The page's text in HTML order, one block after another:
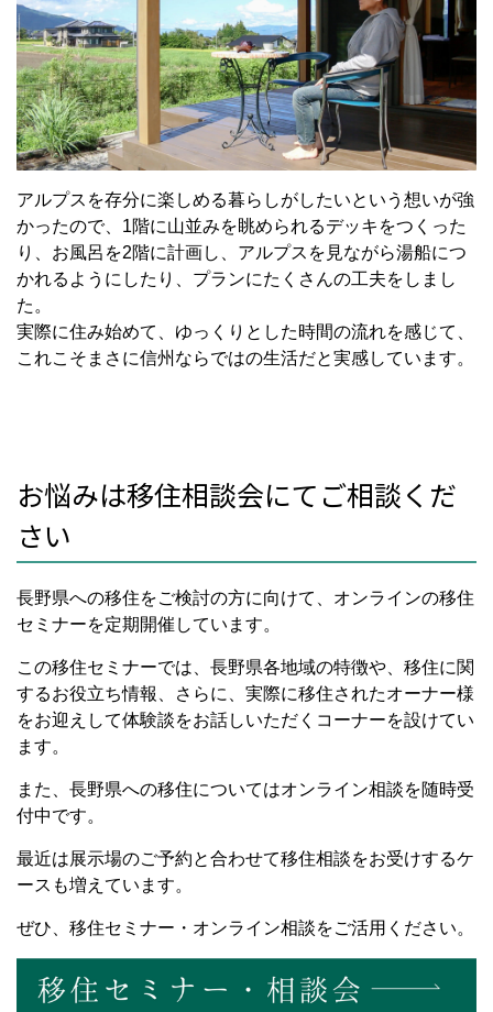
アルプスを存分に楽しめる暮らしがしたいという想いが強
かったので、1階に山並みを眺められるデッキ をつくった
り、お風呂を2階に計画し 、アルプスを見ながら湯船につ
かれるようにしたり、プランにたくさんの工夫をしまし
た。
実際に住み始めて、ゆっくりとした時間の流れを感じて、
これこそまさに信州ならではの生活だと実感しています。
お悩みは移住相談会にてご相談くだ
さい
長野県への移住をご検討の方に向けて、オンラインの移住
セミナーを定期開催しています。
この移住セミナーでは、長野県各地域の特徴や、移住に関
するお役立ち情報、さらに、実際に移住されたオーナー様
をお迎えして体験談をお話しいただくコーナーを設けてい
ます。
また、長野県への移住についてはオンライン相談を随時受
付中です。
最近は展示場のご予約と合わせて移住相談をお受けするケ
ースも増えています。
ぜひ、移住セミナー・オンライン相談をご活用ください。